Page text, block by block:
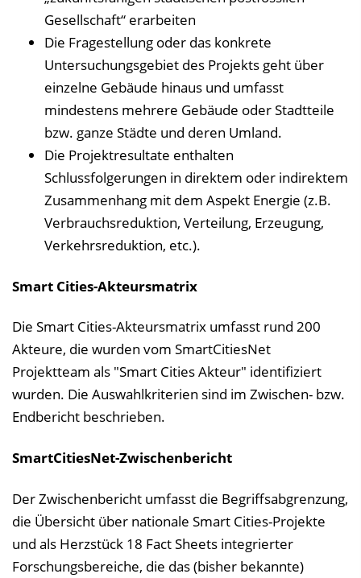
Gesellschaft“ erarbeiten
Die Fragestellung oder das konkrete
Untersuchungsgebiet des Projekts geht über
einzelne Gebäude hinaus und umfasst
mindestens mehrere Gebäude oder Stadtteile
bzw. ganze Städte und deren Umland.
Die Projektresultate enthalten
Schlussfolgerungen in direktem oder indirektem
Zusammenhang mit dem Aspekt Energie (z.B.
Verbrauchsreduktion, Verteilung, Erzeugung,
Verkehrsreduktion, etc.).
Smart Cities-Akteursmatrix
Die Smart Cities-Akteursmatrix umfasst rund 200
Akteure, die wurden vom SmartCitiesNet
Projektteam als "Smart Cities Akteur" identifiziert
wurden. Die Auswahlkriterien sind im Zwischen- bzw.
Endbericht beschrieben.
SmartCitiesNet-Zwischenbericht
Der Zwischenbericht umfasst die Begriffsabgrenzung,
die Übersicht über nationale Smart Cities-Projekte
und als Herzstück 18 Fact Sheets integrierter
Forschungsbereiche, die das (bisher bekannte)